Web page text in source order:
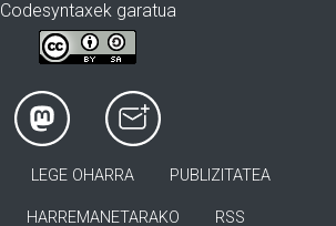
Codesyntaxek garatua
LEGE OHARRA PUBLIZITATEA
HARREMANETARAKO RSS